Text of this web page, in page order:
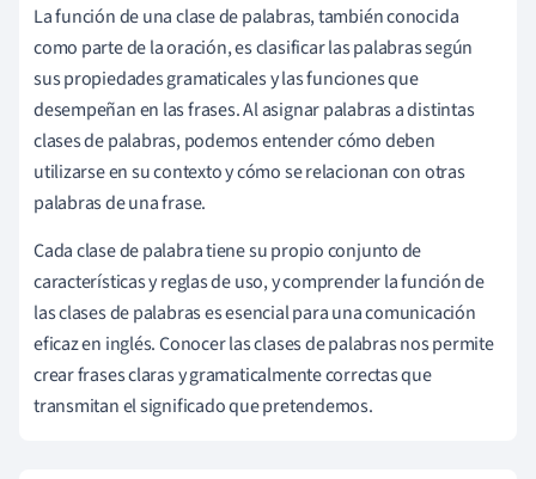
La función de una clase de palabras, también conocida
como parte de la oración, es clasificar las palabras según
sus propiedades gramaticales y las funciones que
desempeñan en las frases. Al asignar palabras a distintas
clases de palabras, podemos entender cómo deben
utilizarse en su contexto y cómo se relacionan con otras
palabras de una frase.
Cada clase de palabra tiene su propio conjunto de
características y reglas de uso, y comprender la función de
las clases de palabras es esencial para una comunicación
eficaz en inglés. Conocer las clases de palabras nos permite
crear frases claras y gramaticalmente correctas que
transmitan el significado que pretendemos.